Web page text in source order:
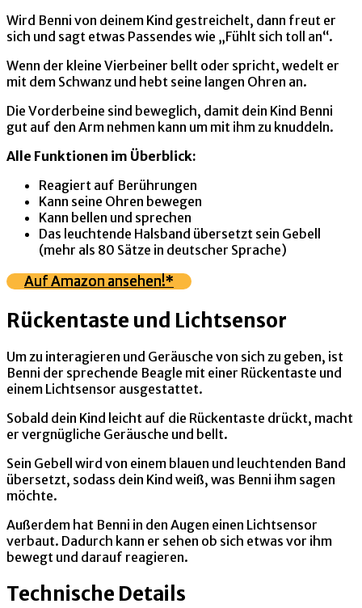
Wird Benni von deinem Kind gestreichelt, dann freut er
sich und sagt etwas Passendes wie „Fühlt sich toll an“.
Wenn der kleine Vierbeiner bellt oder spricht, wedelt er
mit dem Schwanz und hebt seine langen Ohren an.
Die Vorderbeine sind beweglich, damit dein Kind Benni
gut auf den Arm nehmen kann um mit ihm zu knuddeln.
Alle Funktionen im Überblick:
Reagiert auf Berührungen
Kann seine Ohren bewegen
Kann bellen und sprechen
Das leuchtende Halsband übersetzt sein Gebell
(mehr als 80 Sätze in deutscher Sprache)
Auf Amazon ansehen!*
Rückentaste und Lichtsensor
Um zu interagieren und Geräusche von sich zu geben, ist
Benni der sprechende Beagle mit einer Rückentaste und
einem Lichtsensor ausgestattet.
Sobald dein Kind leicht auf die Rückentaste drückt, macht
er vergnügliche Geräusche und bellt.
Sein Gebell wird von einem blauen und leuchtenden Band
übersetzt, sodass dein Kind weiß, was Benni ihm sagen
möchte.
Außerdem hat Benni in den Augen einen Lichtsensor
verbaut. Dadurch kann er sehen ob sich etwas vor ihm
bewegt und darauf reagieren.
Technische Details